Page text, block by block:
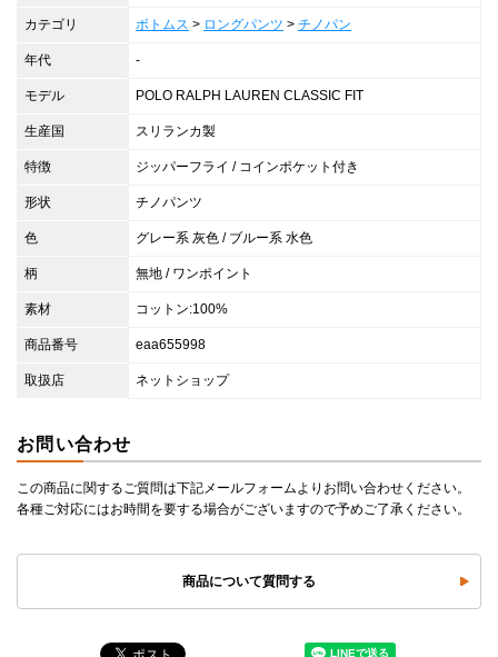
カテゴリ ボトムス > ロングパンツ > チノパン
年代 -
モデル POLO RALPH LAUREN CLASSIC FIT
生産国 スリランカ製
特徴 ジッパーフライ / コインポケット付き
形状 チノパンツ
色 グレー系 灰色 / ブルー系 水色
柄 無地 / ワンポイント
素材 コットン:100%
商品番号 eaa655998
取扱店 ネットショップ
お問い合わせ
この商品に関するご質問は下記メールフォームよりお問い合わせください。
各種ご対応にはお時間を要する場合がございますので予めご了承ください。
商品について質問する